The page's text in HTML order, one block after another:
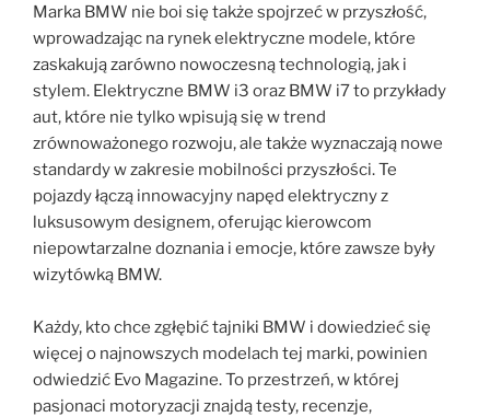
Marka BMW nie boi się także spojrzeć w przyszłość,
wprowadzając na rynek elektryczne modele, które
zaskakują zarówno nowoczesną technologią, jak i
stylem. Elektryczne BMW i3 oraz BMW i7 to przykłady
aut, które nie tylko wpisują się w trend
zrównoważonego rozwoju, ale także wyznaczają nowe
standardy w zakresie mobilności przyszłości. Te
pojazdy łączą innowacyjny napęd elektryczny z
luksusowym designem, oferując kierowcom
niepowtarzalne doznania i emocje, które zawsze były
wizytówką BMW.
Każdy, kto chce zgłębić tajniki BMW i dowiedzieć się
więcej o najnowszych modelach tej marki, powinien
odwiedzić Evo Magazine. To przestrzeń, w której
pasjonaci motoryzacji znajdą testy, recenzje,